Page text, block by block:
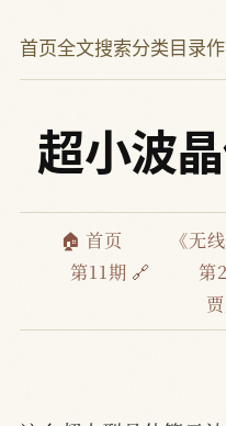
首页全文搜索分类目录
超小波
🏠 首页 《无
第11期 🔗
第